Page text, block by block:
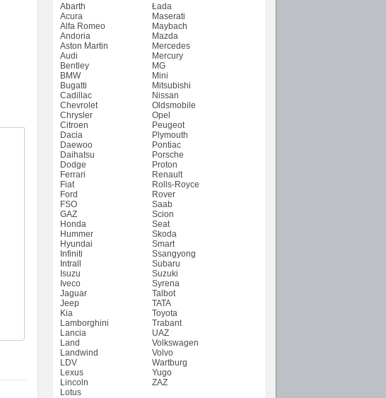
Abarth
Acura
Alfa Romeo
Andoria
Aston Martin
Audi
Bentley
BMW
Bugatti
Cadillac
Chevrolet
Chrysler
Citroen
Dacia
Daewoo
Daihatsu
Dodge
Ferrari
Fiat
Ford
FSO
GAZ
Honda
Hummer
Hyundai
Infiniti
Intrall
Isuzu
Iveco
Jaguar
Jeep
Kia
Lamborghini
Lancia
Land
Landwind
LDV
Lexus
Lincoln
Lotus
Łada
Maserati
Maybach
Mazda
Mercedes
Mercury
MG
Mini
Mitsubishi
Nissan
Oldsmobile
Opel
Peugeot
Plymouth
Pontiac
Porsche
Proton
Renault
Rolls-Royce
Rover
Saab
Scion
Seat
Skoda
Smart
Ssangyong
Subaru
Suzuki
Syrena
Talbot
TATA
Toyota
Trabant
UAZ
Volkswagen
Volvo
Wartburg
Yugo
ZAZ